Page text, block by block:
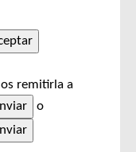
remitirla a
o